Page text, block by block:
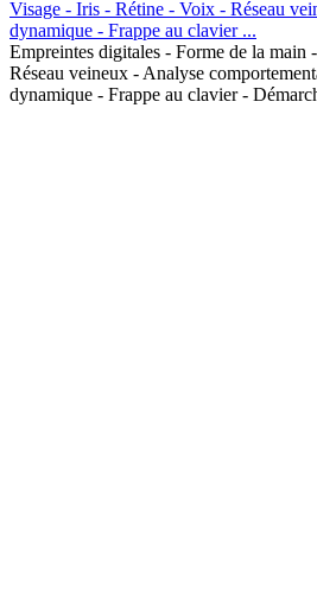
Empreintes digitales - Forme de la main
Réseau veineux - Analyse
dynamique - Frappe au clavier -